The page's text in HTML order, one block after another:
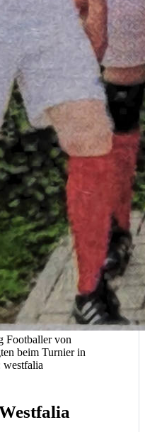
Footballer von
beim Turnier in